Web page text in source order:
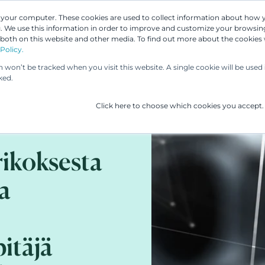
computer. These cookies are used to collect information about
We use this information in order to improve and customize your
on this website and other media. To find out more about the cookies
be tracked when you visit this website. A single cookie will be
Click here to choose which cookies you accept.
Asiantuntijamme Palvelumme UP &